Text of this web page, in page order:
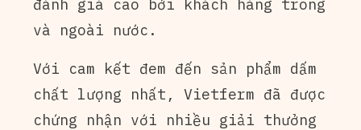
đánh giá cao bởi khách hàng trong
và ngoài nước.
Với cam kết đem đến sản phẩm dấm
chất lượng nhất, Vietferm đã được
chứng nhận với nhiều giải thưởng